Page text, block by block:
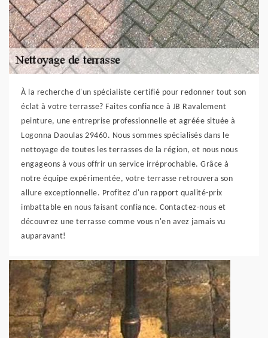
À la recherche d'un spécialiste certifié pour redonner tout son
éclat à votre terrasse? Faites confiance à JB Ravalement
peinture, une entreprise professionnelle et agréée située à
Logonna Daoulas 29460. Nous sommes spécialisés dans le
nettoyage de toutes les terrasses de la région, et nous nous
engageons à vous offrir un service irréprochable. Grâce à
notre équipe expérimentée, votre terrasse retrouvera son
allure exceptionnelle. Profitez d'un rapport qualité-prix
imbattable en nous faisant confiance. Contactez-nous et
découvrez une terrasse comme vous n'en avez jamais vu
auparavant!